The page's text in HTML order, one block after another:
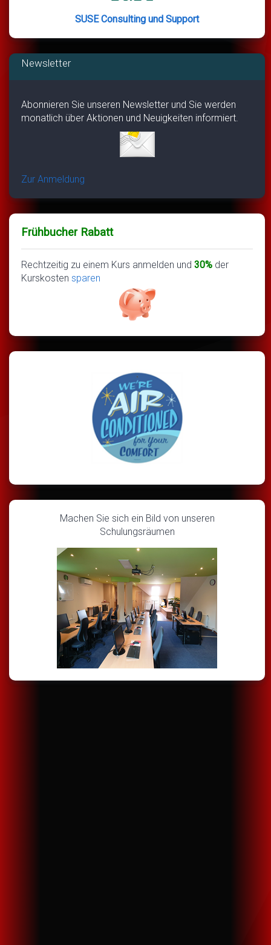
SUSE Consulting und Support
Newsletter
Abonnieren Sie unseren Newsletter und Sie werden
monatlich über Aktionen und Neuigkeiten informiert.
Zur Anmeldung
Frühbucher Rabatt
Rechtzeitig zu einem Kurs anmelden und 30% der
Kurskosten sparen
Machen Sie sich ein Bild von unseren
Schulungsräumen